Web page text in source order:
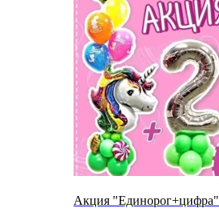
Акция "Единорог+цифра"